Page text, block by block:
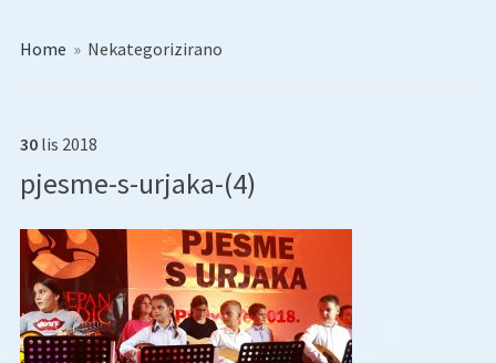
Home » Nekategorizirano
30 lis 2018
pjesme-s-urjaka-(4)